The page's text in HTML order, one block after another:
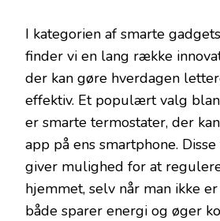
I kategorien af smarte
finder vi en lang række
der kan gøre hverdagen
effektiv. Et populært valg
er smarte termostater, der
app på ens smartphone.
giver mulighed for at
hjemmet, selv når man ikke
både sparer energi og øger